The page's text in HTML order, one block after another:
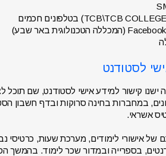
קישור למידע אישי לסטודנט, שם תוכל
במחברות בחינה סרוקות ובדף חשבון
אשראי.
של אישורי לימודים, מערכת שעות, כרטיסי
בספרייה ובמדור שכר לימוד. בהמשך